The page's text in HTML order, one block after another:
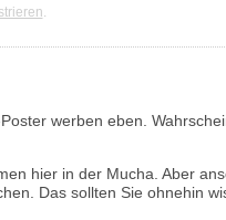
werben eben.
hier in der Mucha. Aber
Das sollten Sie ohnehin